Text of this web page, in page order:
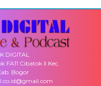
DIGITAL
Cibatok II Kec.
Bogor